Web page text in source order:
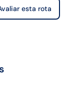
esta rota